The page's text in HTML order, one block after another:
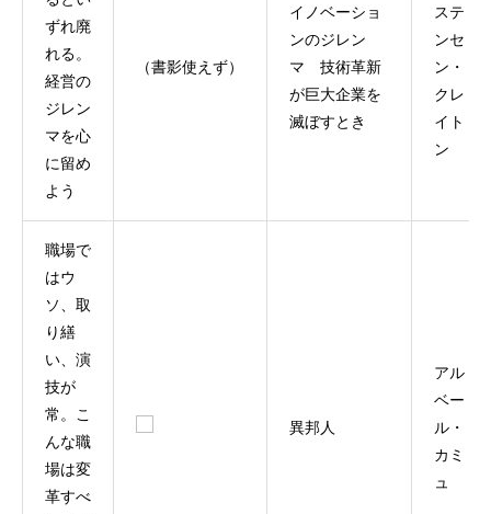
ずれ廃
れる。
経営の
ジレン
マを心
に留め
よう
（書影使えず）
イノベーショ
ンのジレン
マ 技術革新
が巨大企業を
滅ぼすとき
ステ
ンセ
ン・
クレ
イト
ン
職場で
はウ
ソ、取
り繕
い、演
技が
常。こ
んな職
場は変
革すべ
異邦人
アル
ベー
ル・
カミ
ュ